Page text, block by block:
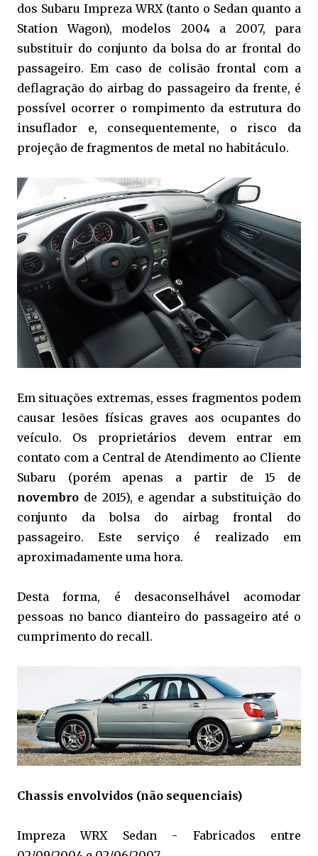
dos Subaru Impreza WRX (tanto o Sedan quanto a
Station Wagon), modelos 2004 a 2007, para
substituir do conjunto da bolsa do ar frontal do
passageiro. Em caso de colisão frontal com a
deflagração do airbag do passageiro da frente, é
possível ocorrer o rompimento da estrutura do
insuflador e, consequentemente, o risco da
projeção de fragmentos de metal no habitáculo.
Em situações extremas, esses fragmentos podem
causar lesões físicas graves aos ocupantes do
veículo. Os proprietários devem entrar em
contato com a Central de Atendimento ao Cliente
Subaru (porém apenas a partir de 15 de
novembro de 2015), e agendar a substituição do
conjunto da bolsa do airbag frontal do
passageiro. Este serviço é realizado em
aproximadamente uma hora.
Desta forma, é desaconselhável acomodar
pessoas no banco dianteiro do passageiro até o
cumprimento do recall.
Chassis envolvidos (não sequenciais)
Impreza WRX Sedan - Fabricados entre